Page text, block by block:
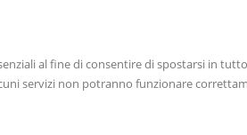
al fine di consentire di spostarsi in
servizi non potranno funzionare